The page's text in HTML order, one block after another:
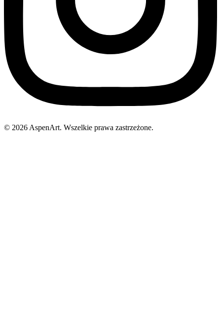
© 2026 AspenArt. Wszelkie prawa zastrzeżone.